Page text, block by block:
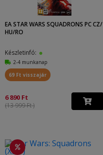
EA STAR WARS SQUADRONS PC CZ/
HU/RO
Készletinfó:
2-4 munkanap
69 Ft visszajár
6 890 Ft
(13 999 Ft )